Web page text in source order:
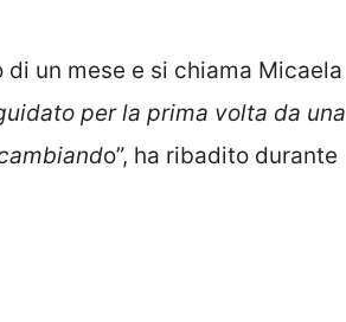
un mese e si chiama Micaela
per la prima volta da una
o”, ha ribadito durante